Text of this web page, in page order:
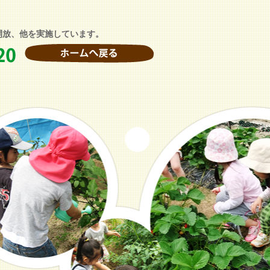
、他を実施しています。